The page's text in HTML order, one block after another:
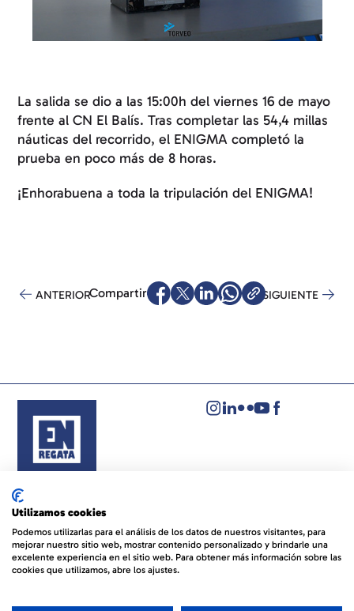
La salida se dio a las 15:00h del viernes 16 de mayo
frente al CN El Balís. Tras completar las 54,4 millas
náuticas del recorrido, el ENIGMA completó la
prueba en poco más de 8 horas.
¡Enhorabuena a toda la tripulación del ENIGMA!
Compartir
ANTERIOR SIGUIENTE
© EVENTOS NÁUTICOS REGATA
By 100x100NET
Utilizamos cookies
Podemos utilizarlas para el análisis de los datos de nuestros visitantes, para
mejorar nuestro sitio web, mostrar contenido personalizado y brindarle una
excelente experiencia en el sitio web. Para obtener más información sobre las
cookies que utilizamos, abre los ajustes.